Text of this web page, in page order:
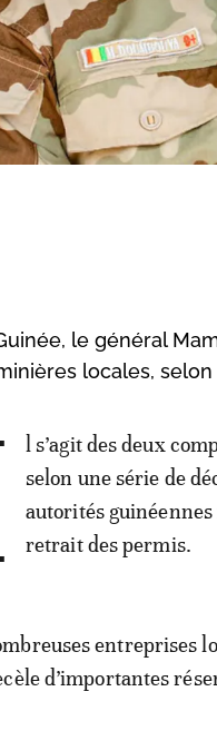
le général
locales,
l s’agit des deux
selon une série de
autorités
retrait des permis.
entreprises
d’importantes